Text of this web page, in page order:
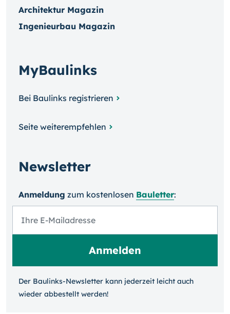
Architektur Magazin
Ingenieurbau Magazin
MyBaulinks
Bei Baulinks registrieren
Seite weiterempfehlen
Newsletter
Anmeldung zum kosten­losen Bauletter:
Der Baulinks-Newsletter kann jeder­zeit leicht auch
wieder ab­bestellt werden!